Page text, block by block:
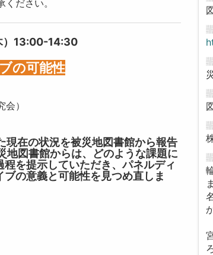
ださい。
）13:00-14:30
の可能性
）
現在の状況を被災地図書館から報告
地図書館からは、どのような課題に
を提示していただき、パネルディ
の意義と可能性を見つめ直しま